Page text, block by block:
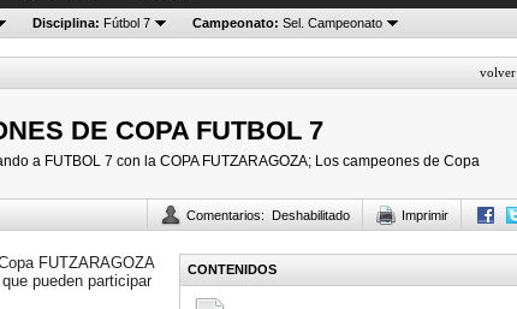
Disciplina: Fútbol 7 Campeonato: Sel. Campeonato
volver
DE COPA FUTBOL 7
a FUTBOL 7 con la COPA FUTZARAGOZA; Los campeones de Copa
Comentarios: Deshabilitado Imprimir
CONTENIDOS
FUTZARAGOZA
pueden participar